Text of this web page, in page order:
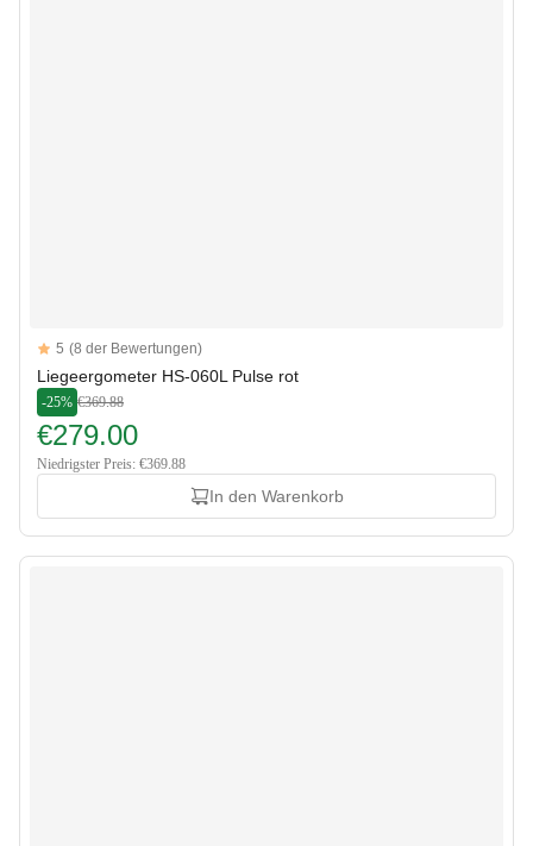
Reviews
5 out of 5 stars
5 (8 der Bewertungen)
Liegeergometer HS-060L Pulse rot
-25% €369.88
€279.00
Niedrigster Preis: €369.88
In den Warenkorb